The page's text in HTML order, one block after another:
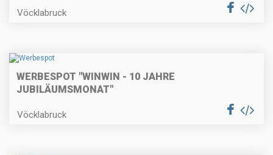
Vöcklabruck
WERBESPOT "WINWIN - 10 JAHRE
JUBILÄUMSMONAT"
Vöcklabruck